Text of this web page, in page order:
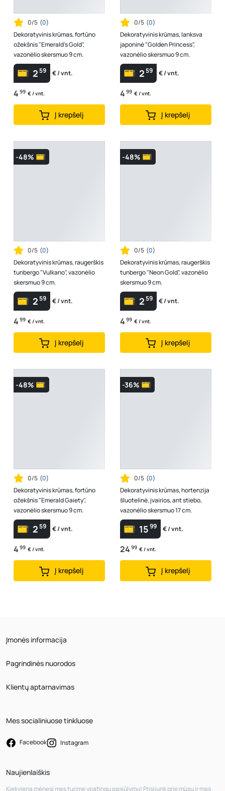
0/5 (0)
Dekoratyvinis krūmas, fortūno
ožekšnis "Emerald's Gold",
vazonėlio skersmuo 9 cm.
259 € / vnt.
4 99 € / vnt.
Į krepšelį
0/5 (0)
Dekoratyvinis krūmas, lanksva
japoninė "Golden Princess",
vazonėlio skersmuo 9 cm.
259 € / vnt.
4 99 € / vnt.
Į krepšelį
-48%
0/5 (0)
Dekoratyvinis krūmas, raugerškis
tunbergo "Vulkano", vazonėlio
skersmuo 9 cm.
259 € / vnt.
4 99 € / vnt.
Į krepšelį
-48%
0/5 (0)
Dekoratyvinis krūmas, raugerškis
tunbergo "Neon Gold", vazonėlio
skersmuo 9 cm.
259 € / vnt.
4 99 € / vnt.
Į krepšelį
-48%
0/5 (0)
Dekoratyvinis krūmas, fortūno
ožekšnis "Emerald Gaiety",
vazonėlio skersmuo 9 cm.
259 € / vnt.
4 99 € / vnt.
Į krepšelį
-36%
0/5 (0)
Dekoratyvinis krūmas, hortenzija
šluotelinė, įvairios, ant stiebo,
vazonėlio skersmuo 17 cm.
1599 € / vnt.
24 99 € / vnt.
Į krepšelį
Įmonės informacija
Pagrindinės nuorodos
Klientų aptarnavimas
Mes socialiniuose tinkluose
Facebook Instagram
Naujienlaiškis
Kiekvieną mėnesį mes turime ypatingų pasiūlymų! Prisijunk prie mūsų ir mes